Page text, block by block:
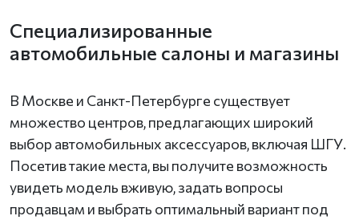
Специализированные
автомобильные салоны и магазины
В Москве и Санкт-Петербурге существует
множество центров, предлагающих широкий
выбор автомобильных аксессуаров, включая ШГУ.
Посетив такие места, вы получите возможность
увидеть модель вживую, задать вопросы
продавцам и выбрать оптимальный вариант под